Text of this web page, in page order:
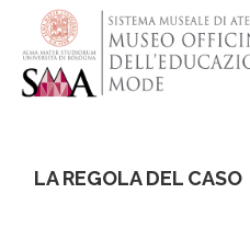
contenuto
principale
LA REGOLA DEL CASO